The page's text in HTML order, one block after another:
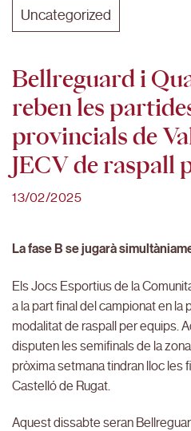
Uncategorized
Bellreguard i
reben les
provincials de
JECV de raspall
13/02/2025
La fase B se jugarà
Els Jocs Esportius de la
a la part final del campionat en la
modalitat de raspall per equips.
disputen les semifinals de la
pròxima setmana tindran lloc les
Castelló de Rugat.
Aquest dissabte seran